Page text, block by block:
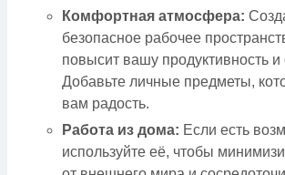
Комфортная атмосфера:
безопасное рабочее
повысит вашу продуктивность и
Добавьте личные предметы,
вам радость.
Работа из дома: Если есть
используйте её, чтобы